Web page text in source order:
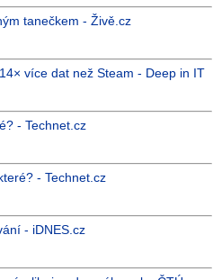
tanečkem - Živě.cz
více dat než Steam - Deep in IT
- Technet.cz
- Technet.cz
- iDNES.cz